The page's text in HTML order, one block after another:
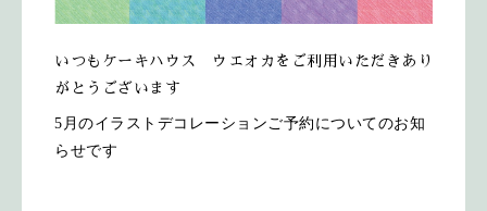
いつもケーキハウス ウエオカをご利用いただきあり
がとうございます
5月のイラストデコレーションご予約についてのお知
らせです